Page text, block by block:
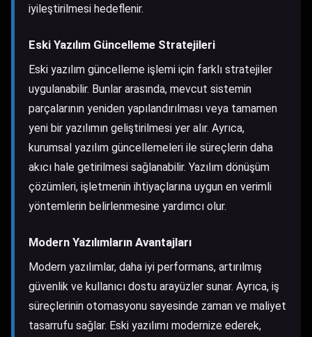
iyileştirilmesi hedeflenir.
Eski Yazılım Güncelleme Stratejileri
Eski yazılım güncelleme işlemi için farklı stratejiler
uygulanabilir. Bunlar arasında, mevcut sistemin
parçalarının yeniden yapılandırılması veya tamamen
yeni bir yazılımın geliştirilmesi yer alır. Ayrıca,
kurumsal yazılım güncellemeleri ile süreçlerin daha
akıcı hale getirilmesi sağlanabilir. Yazılım dönüşüm
çözümleri, işletmenin ihtiyaçlarına uygun en verimli
yöntemlerin belirlenmesine yardımcı olur.
Modern Yazılımların Avantajları
Modern yazılımlar, daha iyi performans, artırılmış
güvenlik ve kullanıcı dostu arayüzler sunar. Ayrıca, iş
süreçlerinin otomasyonu sayesinde zaman ve maliyet
tasarrufu sağlar. Eski yazılımı modernize ederek,